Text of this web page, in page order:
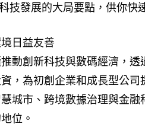
技發展的大局要點，供你快
日益友善
動創新科技與數碼經濟，
，為初創企業和成長型公司
城市、跨境數據治理與金
位。